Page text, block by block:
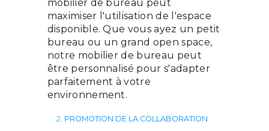
mobilier de bureau peut
maximiser l'utilisation de l'espace
disponible. Que vous ayez un petit
bureau ou un grand open space,
notre mobilier de bureau peut
être personnalisé pour s'adapter
parfaitement à votre
environnement.
2. PROMOTION DE LA COLLABORATION